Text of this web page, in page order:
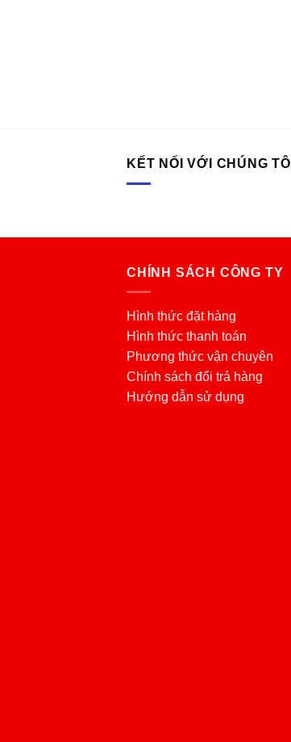
KẾT NỐI VỚI CHÚNG TÔI
CHÍNH SÁCH CÔNG TY
Hình thức đặt hàng
Hình thức thanh toán
Phương thức vận chuyên
Chính sách đổi trả hàng
Hướng dẫn sử dụng